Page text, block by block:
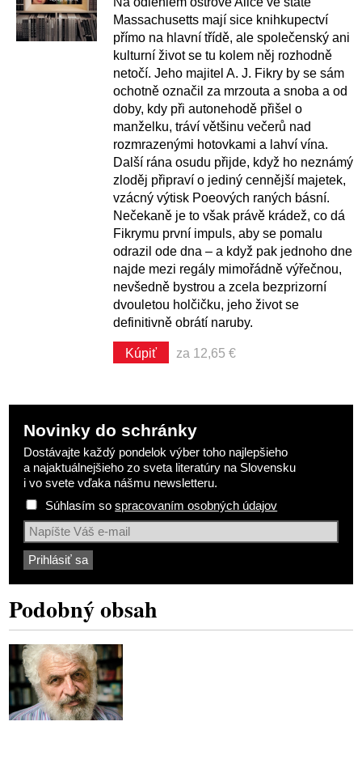
Massachusetts mají sice knihkupectví
přímo na hlavní třídě, ale společenský ani
kulturní život se tu kolem něj rozhodně
netočí. Jeho majitel A. J. Fikry by se sám
ochotně označil za mrzouta a snoba a od
doby, kdy při autonehodě přišel o
manželku, tráví většinu večerů nad
rozmrazenými hotovkami a lahví vína.
Další rána osudu přijde, když ho neznámý
zloděj připraví o jediný cennější majetek,
vzácný výtisk Poeových raných básní.
Nečekaně je to však právě krádež, co dá
Fikrymu první impuls, aby se pomalu
odrazil ode dna – a když pak jednoho dne
najde mezi regály mimořádně výřečnou,
nevšedně bystrou a zcela bezprizorní
dvouletou holčičku, jeho život se
definitivně obrátí naruby.
Kúpiť za 12,65 €
Novinky do schránky
Dostávajte každý pondelok výber toho najlepšieho
a najaktuálnejšieho zo sveta literatúry na Slovensku
i vo svete vďaka nášmu newsletteru.
Súhlasím sospracovaním osobných údajov
Podobný obsah